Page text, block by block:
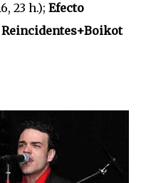
23 h.); Efecto
Reincidentes+Boikot